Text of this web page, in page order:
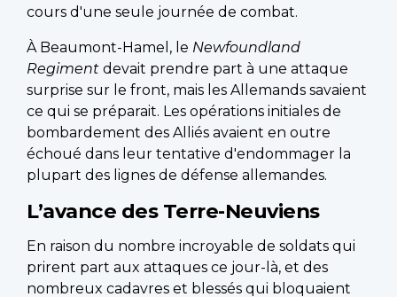
cours d'une seule journée de combat.
À Beaumont-Hamel, le Newfoundland
Regiment devait prendre part à une attaque
surprise sur le front, mais les Allemands savaient
ce qui se préparait. Les opérations initiales de
bombardement des Alliés avaient en outre
échoué dans leur tentative d'endommager la
plupart des lignes de défense allemandes.
L’avance des Terre-Neuviens
En raison du nombre incroyable de soldats qui
prirent part aux attaques ce jour-là, et des
nombreux cadavres et blessés qui bloquaient